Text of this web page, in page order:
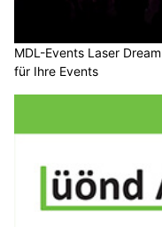
MDL-Events Laser
Lüönd Arbeiten GmbH: